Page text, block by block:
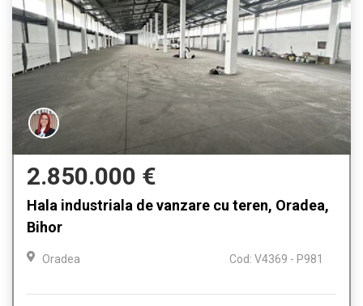
2.850.000 €
Hala industriala de vanzare cu teren, Oradea,
Bihor
Oradea Cod: V4369 - P981